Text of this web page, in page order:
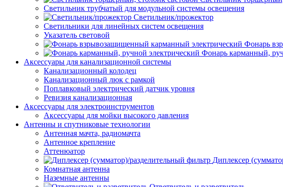
Светильник трубчатый для модульной системы освещения
Светильник/прожектор
Светильники для линейных систем освещения
Указатель световой
Фонарь
Фонарь карманный,
Аксессуары для канализационной системы
Канализационный колодец
Канализационный люк с рамкой
Поплавковый электрический датчик уровня
Ревизия канализационная
Аксессуары для электроинструментов
Аксессуары для мойки высокого давления
Антенны и спутниковые технологии
Антенная мачта, радиомачта
Антенное крепление
Аттенюатор
Диплексер
Комнатная антенна
Наземные антенны